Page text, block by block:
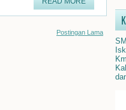
Postingan Lama